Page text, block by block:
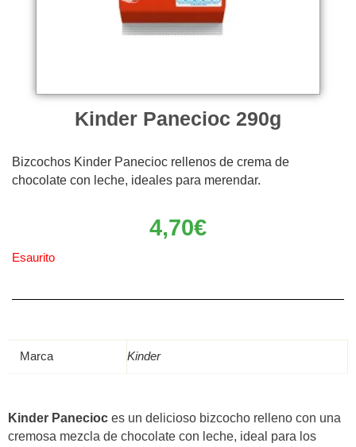
Kinder Panecioc 290g
Bizcochos Kinder Panecioc rellenos de crema de
chocolate con leche, ideales para merendar.
4,70€
Esaurito
Marca Kinder
Kinder Panecioc es un delicioso bizcocho relleno con una
cremosa mezcla de chocolate con leche, ideal para los